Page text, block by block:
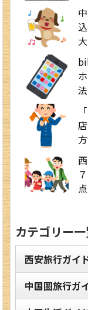
カテゴリー
西安旅行ガイ
中国圏旅行ガ